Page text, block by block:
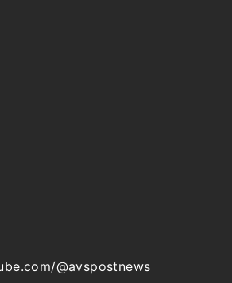
@avspostnews